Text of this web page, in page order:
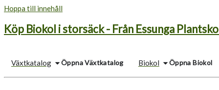
Hoppa till innehåll
Köp Biokol i storsäck - Från Essunga
Växtkatalog Öppna Växtkatalog Biokol Öppna Biokol